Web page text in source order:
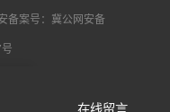
备案号：冀公网安备
服